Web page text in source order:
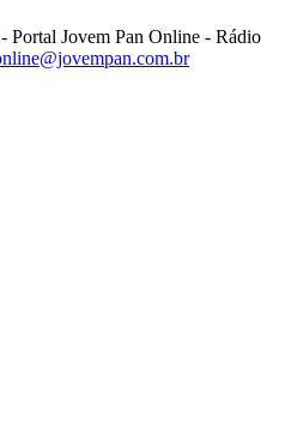
Portal Jovem Pan Online - Rádio